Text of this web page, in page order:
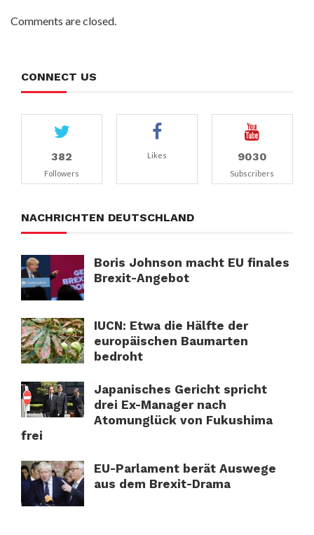
Comments are closed.
CONNECT US
382
Followers
Likes 9030
Subscribers
NACHRICHTEN DEUTSCHLAND
Boris Johnson macht EU finales
Brexit-Angebot
IUCN: Etwa die Hälfte der
europäischen Baumarten
bedroht
Japanisches Gericht spricht
drei Ex-Manager nach
Atomunglück von Fukushima
frei
EU-Parlament berät Auswege
aus dem Brexit-Drama